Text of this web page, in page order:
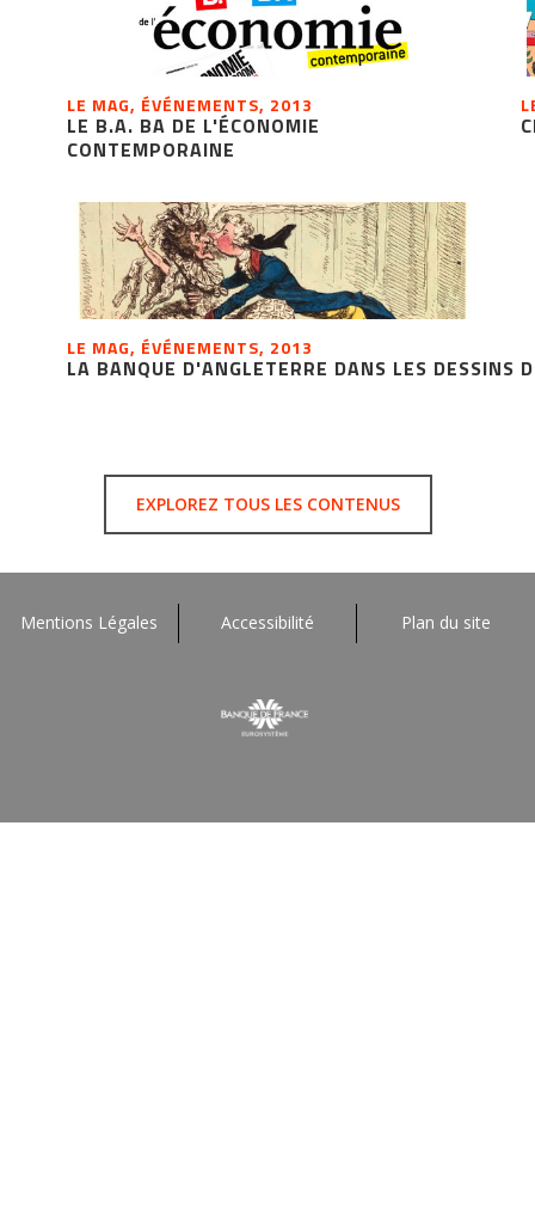
LE MAG, ÉVÉNEMENTS, 2013
LE B.A. BA DE L'ÉCONOMIE
CONTEMPORAINE
LE MAG, ÉVÉNEMENTS, 2013
LA BANQUE D'ANGLETERRE DANS LES DESSINS
EXPLOREZ TOUS LES CONTENUS
Mentions Légales Accessibilité Plan du site